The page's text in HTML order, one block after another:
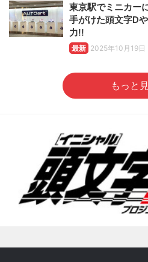
東京駅でミニカー
手がけた頭文字D
力!!
最新 2025年10月19日
もっと